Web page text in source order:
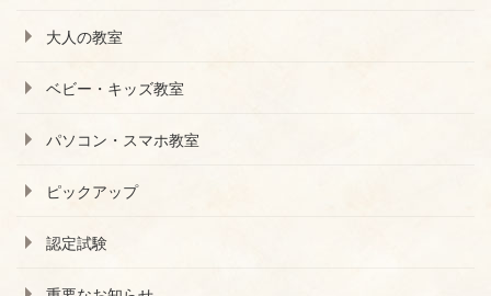
大人の教室
ベビー・キッズ教室
パソコン・スマホ教室
ピックアップ
認定試験